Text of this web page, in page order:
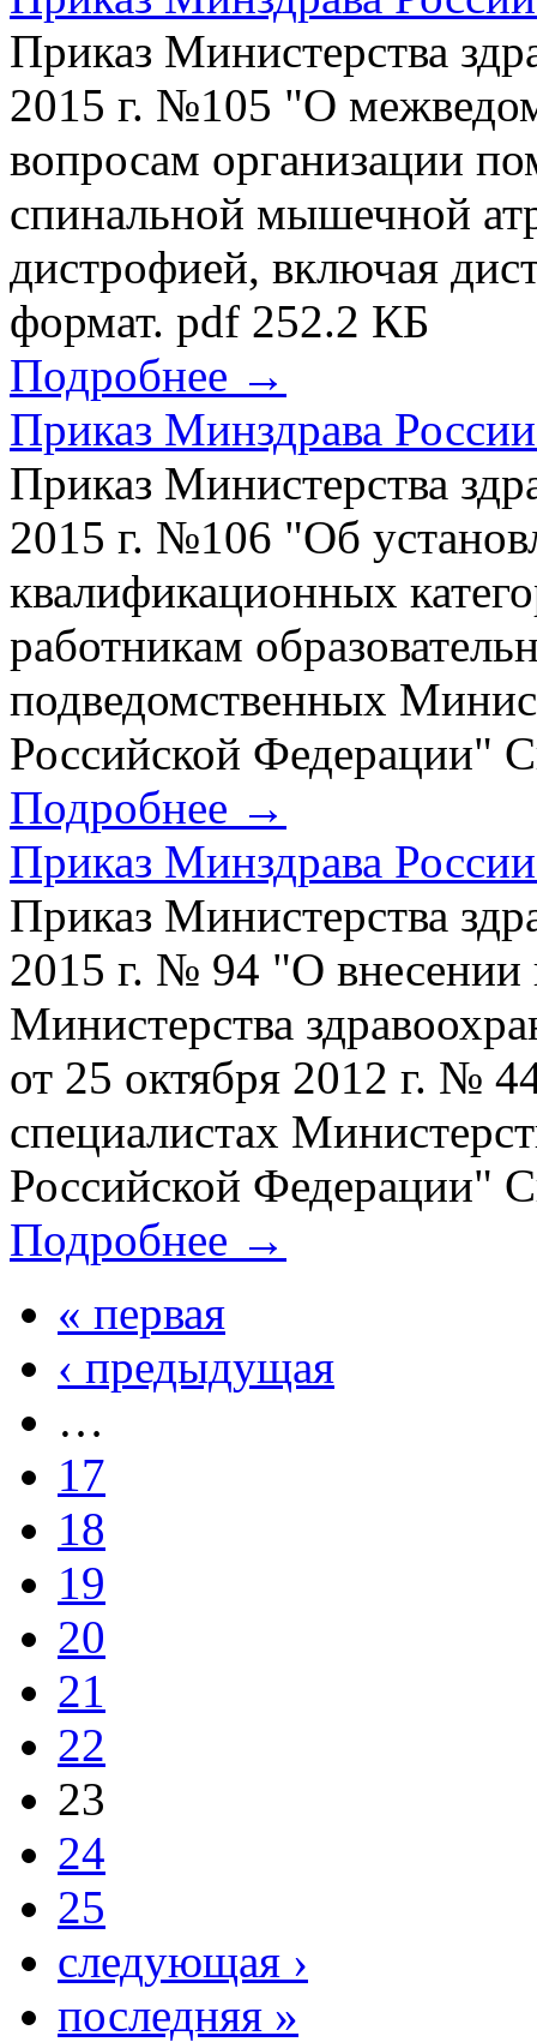
Приказ Министерства
2015 г. №105 "О
вопросам организации
спинальной мышечной
дистрофией, включая
формат. pdf 252.2 КБ
Подробнее →
Приказ Минздрава
Приказ Министерства
2015 г. №106 "Об
квалификационных
работникам
подведомственных
Российской Федерации"
Подробнее →
Приказ Минздрава
Приказ Министерства
2015 г. № 94 "О внесении
Министерства
от 25 октября 2012 г. №
специалистах
Российской Федерации"
Подробнее →
« первая
‹ предыдущая
…
17
18
19
20
21
22
23
24
25
следующая ›
последняя »